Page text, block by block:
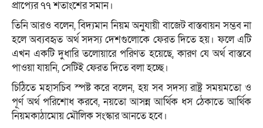
প্রাপ্যের ৭৭ শতাংশের সমান।
তিনি আরও বলেন, বিদ্যমান নিয়ম অনুযায়ী বাজেট বাস্তবায়ন সম্ভব না
হলে অব্যবহৃত অর্থ সদস্য দেশগুলোকে ফেরত দিতে হয়। ফলে এটি
এখন একটি দুধারি তলোয়ারে পরিণত হয়েছে, কারণ যে অর্থ বাস্তবে
পাওয়া যায়নি, সেটিই ফেরত দিতে বলা হচ্ছে।
চিঠিতে মহাসচিব স্পষ্ট করে বলেন, হয় সব সদস্য রাষ্ট্র সময়মতো ও
পূর্ণ অর্থ পরিশোধ করবে, নয়তো আসন্ন আর্থিক ধস ঠেকাতে আর্থিক
নিয়মকাঠামোয় মৌলিক সংস্কার আনতে হবে।